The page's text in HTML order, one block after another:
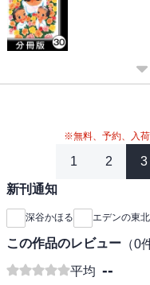
※無料、予約、入荷
1 2 3
新刊通知
深谷かほる エデンの東北
この作品のレビュー （0
平均 --